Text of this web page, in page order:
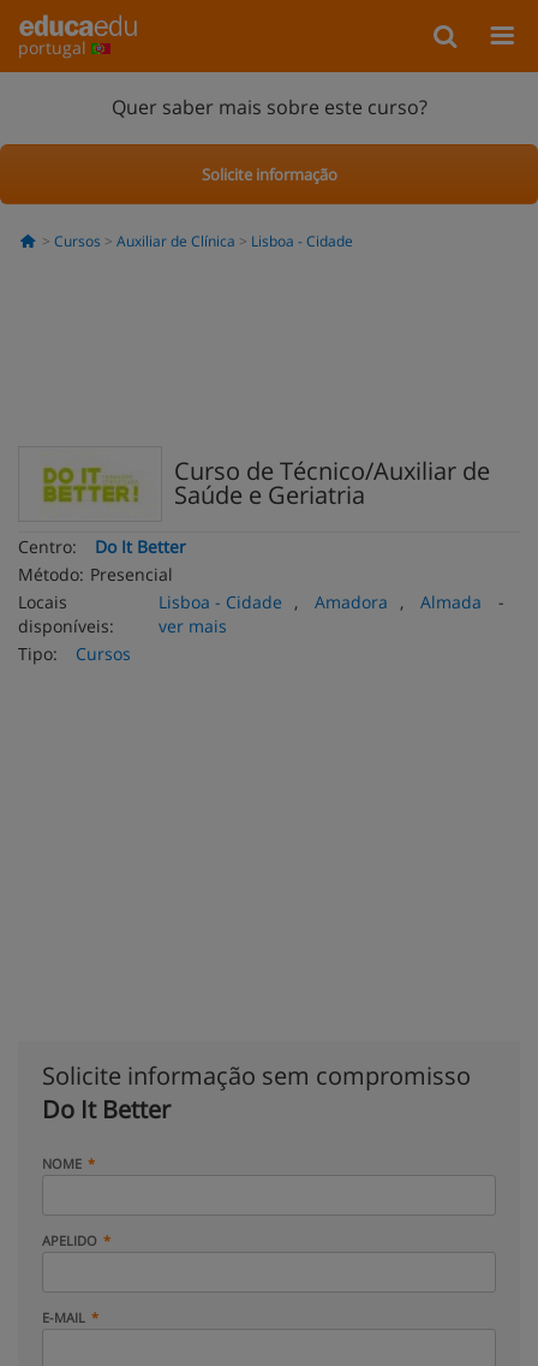
portugal
Quer saber mais sobre este curso?
Solicite informação
Cursos Auxiliar de Clínica Lisboa - Cidade
Curso de Técnico/Auxiliar de
Saúde e Geriatria
Centro:
Do It Better
Método: Presencial
Locais
disponíveis:
Lisboa - Cidade , Amadora , Almada
-
ver mais
Tipo:
Cursos
Solicite informação sem compromisso
Do It Better
NOME
APELIDO
E-MAIL